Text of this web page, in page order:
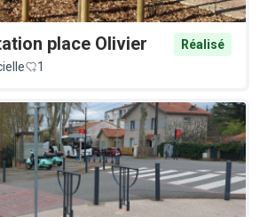
place Olivier
Réalisé
1